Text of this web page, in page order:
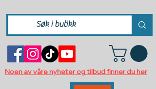
Noen av våre nyheter og tilbud finner du her